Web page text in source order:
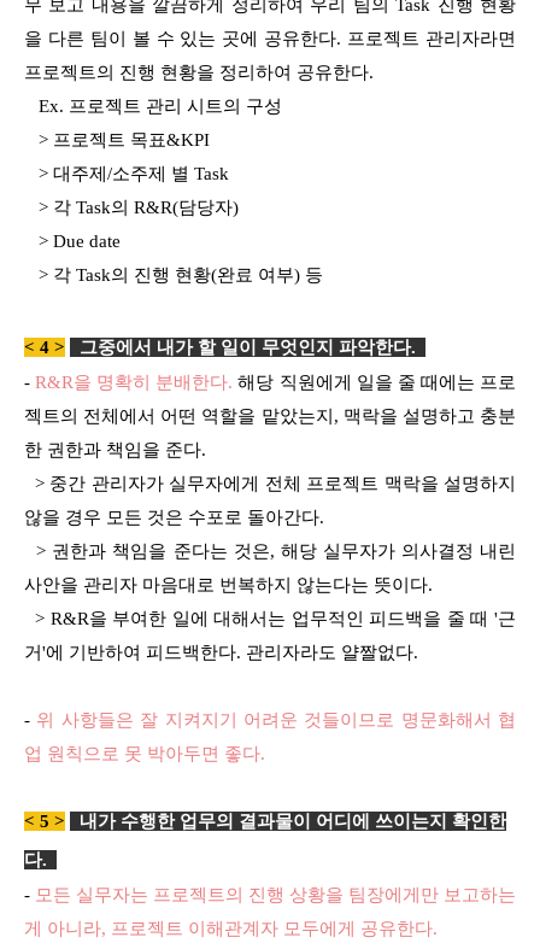
무 보고 내용을 깔끔하게 정리하여 우리 팀의 Task 진행 현황
을 다른 팀이 볼 수 있는 곳에 공유한다. 프로젝트 관리자라면
프로젝트의 진행 현황을 정리하여 공유한다.
Ex. 프로젝트 관리 시트의 구성
> 프로젝트 목표&KPI
> 대주제/소주제 별 Task
> 각 Task의 R&R(담당자)
> Due date
> 각 Task의 진행 현황(완료 여부) 등
< 4 > 그중에서 내가 할 일이 무엇인지 파악한다.
-R&R을 명확히 분배한다.해당 직원에게 일을 줄 때에는 프로
젝트의 전체에서 어떤 역할을 맡았는지, 맥락을 설명하고 충분
한 권한과 책임을 준다.
> 중간 관리자가 실무자에게 전체 프로젝트 맥락을 설명하지
않을 경우 모든 것은 수포로 돌아간다.
> 권한과 책임을 준다는 것은, 해당 실무자가 의사결정 내린
사안을 관리자 마음대로 번복하지 않는다는 뜻이다.
> R&R을 부여한 일에 대해서는 업무적인 피드백을 줄 때 '근
거'에 기반하여 피드백한다. 관리자라도 얄짤없다.
- 위 사항들은 잘 지켜지기 어려운 것들이므로 명문화해서 협
업 원칙으로 못 박아두면 좋다.
< 5 >
내가 수행한 업무의 결과물이 어디에 쓰이는지 확인한
다.
- 모든 실무자는 프로젝트의 진행 상황을 팀장에게만 보고하는
게 아니라, 프로젝트 이해관계자 모두에게 공유한다.